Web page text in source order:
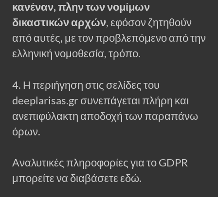
κανέναν, πλην των νομίμων
δικαστικών αρχών, εφόσον ζητηθούν
από αυτές, με τον προβλεπόμενο από την
ελληνική νομοθεσία, τρόπο.
4. Η περιήγηση στις σελίδες του
deeplarisas.gr συνεπάγεται πλήρη και
ανεπιφύλακτη αποδοχή των παραπάνω
όρων.
Αναλυτικές πληροφορίες για το GDPR
μπορείτε να διαβάσετε εδώ.